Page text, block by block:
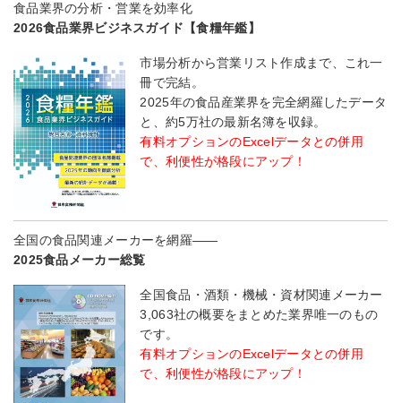
食品業界の分析・営業を効率化
2026食品業界ビジネスガイド【食糧年鑑】
市場分析から営業リスト作成まで、これ一
冊で完結。
2025年の食品産業界を完全網羅したデータ
と、約5万社の最新名簿を収録。
有料オプションのExcelデータとの併用
で、利便性が格段にアップ！
全国の食品関連メーカーを網羅――
2025食品メーカー総覧
全国食品・酒類・機械・資材関連メーカー
3,063社の概要をまとめた業界唯一のもの
です。
有料オプションのExcelデータとの併用
で、利便性が格段にアップ！